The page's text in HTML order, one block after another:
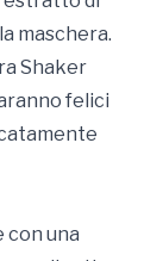
maschera.
Shaker
felici
con una